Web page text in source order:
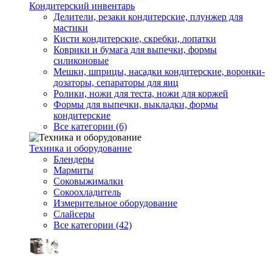
Кондитерский инвентарь
Делители, резаки кондитерские, плунжер для
мастики
Кисти кондитерские, скребки, лопатки
Коврики и бумага для выпечки, формы
силиконовые
Мешки, шприцы, насадки кондитерские, воронки-
дозаторы, сепараторы для яиц
Ролики, ножи для теста, ножи для коржей
Формы для выпечки, выкладки, формы
кондитерские
Все категории (6)
Техника и оборудование
Блендеры
Мармиты
Соковыжималки
Сокоохладитель
Измерительное оборудование
Слайсеры
Все категории (42)